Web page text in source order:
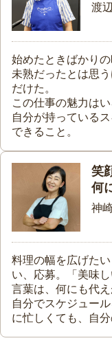
渡
始めたときばかり
未熟だったとは思
だけた。
この仕事の魅力は
自分が持っている
できること。
笑
何
神
料理の幅を広げた
い、応募。「美味
言葉は、何にも代
自分でスケジュー
に忙しくても、自